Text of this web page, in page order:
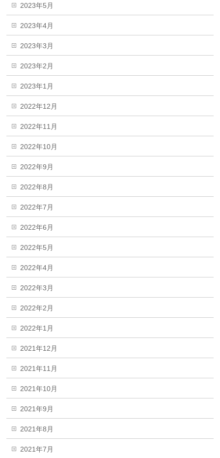
2023年5月
2023年4月
2023年3月
2023年2月
2023年1月
2022年12月
2022年11月
2022年10月
2022年9月
2022年8月
2022年7月
2022年6月
2022年5月
2022年4月
2022年3月
2022年2月
2022年1月
2021年12月
2021年11月
2021年10月
2021年9月
2021年8月
2021年7月